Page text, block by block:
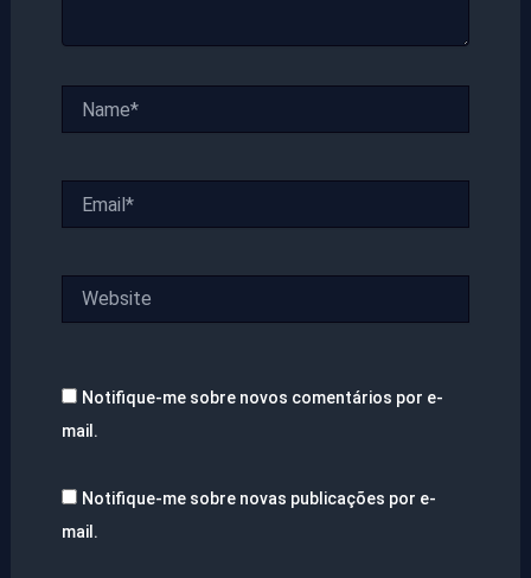
Notifique-me sobre novos comentários por e-
mail.
Notifique-me sobre novas publicações por e-
mail.